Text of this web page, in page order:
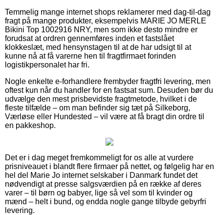
Temmelig mange internet shops reklamerer med dag-til-dag
fragt på mange produkter, eksempelvis MARIE JO MERLE
Bikini Top 1002916 NRY, men som ikke desto mindre er
forudsat at ordren gennemføres inden et fastslået
klokkeslæt, med hensynstagen til at de har udsigt til at
kunne nå at få varerne hen til fragtfirmaet forinden
logistikpersonalet har fri.
Nogle enkelte e-forhandlere frembyder fragtfri levering, men
oftest kun når du handler for en fastsat sum. Desuden bør du
udvælge den mest prisbevidste fragtmetode, hvilket i de
fleste tilfælde – om man befinder sig tæt på Silkeborg,
Værløse eller Hundested – vil være at få bragt din ordre til
en pakkeshop.
Det er i dag meget fremkommeligt for os alle at vurdere
prisniveauet i blandt flere firmaer på nettet, og følgelig har en
hel del Marie Jo internet selskaber i Danmark fundet det
nødvendigt at presse salgsværdien på en række af deres
varer – til børn og babyer, lige så vel som til kvinder og
mænd – helt i bund, og endda nogle gange tilbyde gebyrfri
levering.